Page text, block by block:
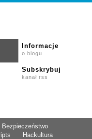
Informacje
o blogu
Subskrybuj
kanał rss
Bezpieczeństwo
Hackultura